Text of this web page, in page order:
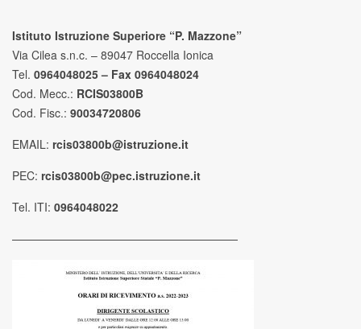
Istituto Istruzione Superiore “P. Mazzone”
Via Cilea s.n.c. – 89047 Roccella Ionica
Tel. 0964048025 – Fax 0964048024
Cod. Mecc.: RCIS03800B
Cod. Fisc.: 90034720806
EMAIL: rcis03800b@istruzione.it
PEC: rcis03800b@pec.istruzione.it
Tel. ITI: 0964048022
————————————————————